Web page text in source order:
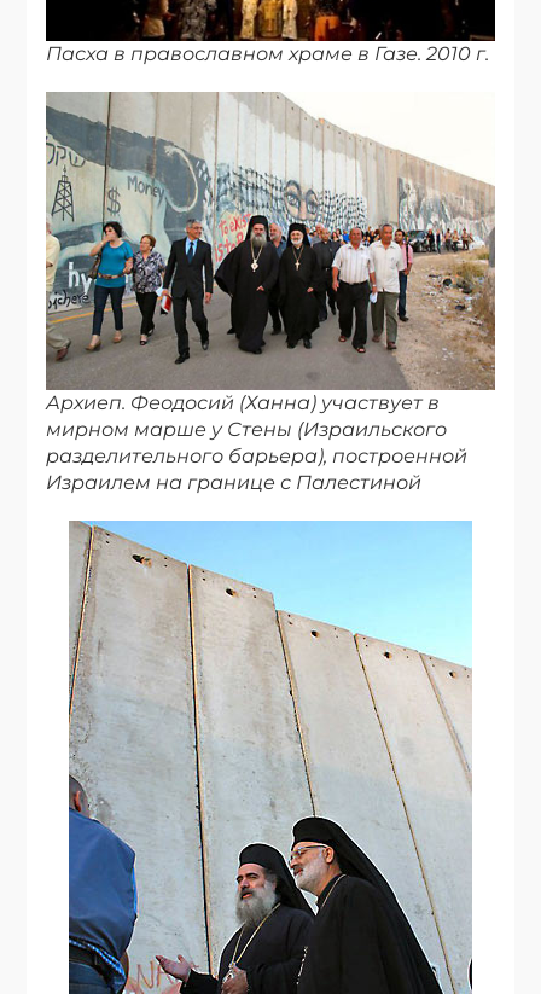
Пасха в православном храме в Газе. 2010 г.
Архиеп. Феодосий (Ханна) участвует в
мирном марше у Стены (Израильского
разделительного барьера), построенной
Израилем на границе с Палестиной